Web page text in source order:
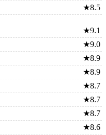
★8.5
★9.1
★9.0
★8.9
★8.9
★8.7
★8.7
★8.7
★8.6